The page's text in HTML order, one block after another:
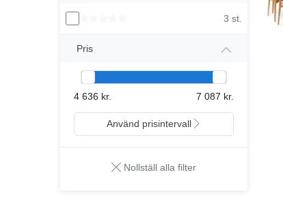
3 st.
Pris
4 636 kr. 7 087 kr.
Använd prisintervall
Nollställ alla filter